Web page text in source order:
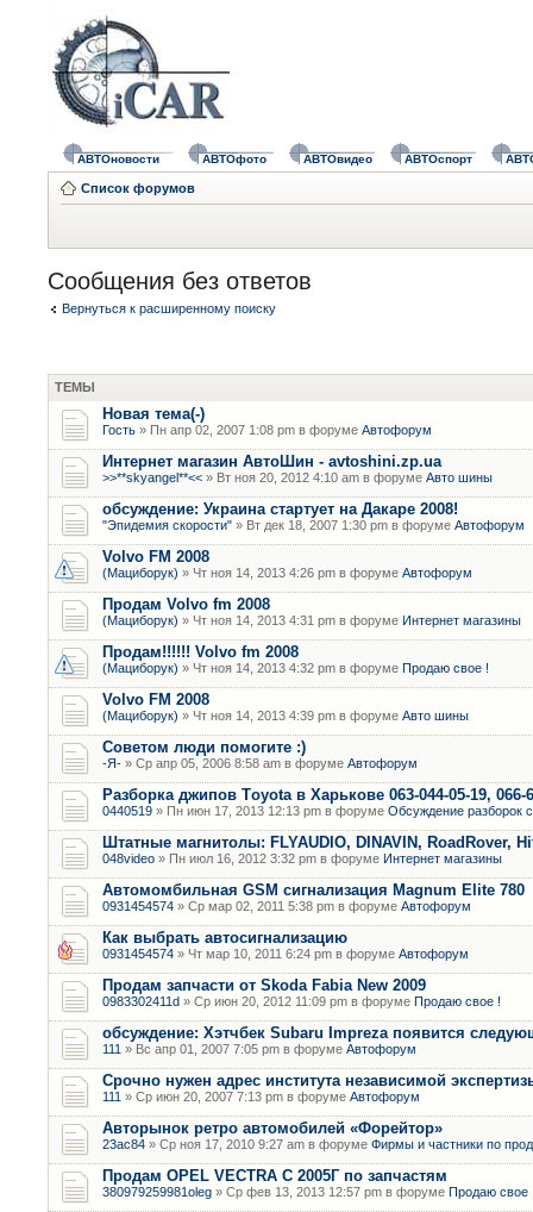
АВТОновости АВТОфото АВТОвидео АВТОспорт
Список форумов
Сообщения без ответов
Вернуться к расширенному поиску
ТЕМЫ
Новая тема(-)
Гость » Пн апр 02, 2007 1:08 pm в форуме Автофорум
Интернет магазин АвтоШин - avtoshini.zp.ua
>>**skyangel**<< » Вт ноя 20, 2012 4:10 am в форуме Авто шины
обсуждение: Украина стартует на Дакаре 2008!
"Эпидемия скорости" » Вт дек 18, 2007 1:30 pm в форуме Автофорум
Volvo FM 2008
(Мациборук) » Чт ноя 14, 2013 4:26 pm в форуме Автофорум
Продам Volvo fm 2008
(Мациборук) » Чт ноя 14, 2013 4:31 pm в форуме Интернет магазины
Продам!!!!!! Volvo fm 2008
(Мациборук) » Чт ноя 14, 2013 4:32 pm в форуме Продаю свое !
Volvo FM 2008
(Мациборук) » Чт ноя 14, 2013 4:39 pm в форуме Авто шины
Советом люди помогите :)
-Я- » Ср апр 05, 2006 8:58 am в форуме Автофорум
Разборка джипов Тoyota в Харькове 063-044-05-19, 066-
0440519 » Пн июн 17, 2013 12:13 pm в форуме Обсуждение разборок
Штатные магнитолы: FLYAUDIO, DINAVIN, RoadRover,
048video » Пн июл 16, 2012 3:32 pm в форуме Интернет магазины
Автомомбильная GSM сигнализация Magnum Elite 780
0931454574 » Ср мар 02, 2011 5:38 pm в форуме Автофорум
Как выбрать автосигнализацию
0931454574 » Чт мар 10, 2011 6:24 pm в форуме Автофорум
Продам запчасти от Skoda Fabia New 2009
0983302411d » Ср июн 20, 2012 11:09 pm в форуме Продаю свое !
обсуждение: Хэтчбек Subaru Impreza появится
111 » Вс апр 01, 2007 7:05 pm в форуме Автофорум
Срочно нужен адрес института независимой
111 » Ср июн 20, 2007 7:13 pm в форуме Автофорум
Авторынок ретро автомобилей «Форейтор»
23ac84 » Ср ноя 17, 2010 9:27 am в форуме Фирмы и частники по
Продам OPEL VECTRA C 2005Г по запчастям
380979259981oleg » Ср фев 13, 2013 12:57 pm в форуме Продаю свое